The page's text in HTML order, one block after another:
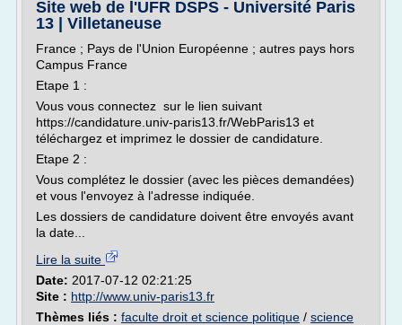
Site web de l'UFR DSPS - Université Paris
13 | Villetaneuse
France ; Pays de l'Union Européenne ; autres pays hors
Campus France
Etape 1 :
Vous vous connectez sur le lien suivant
https://candidature.univ-paris13.fr/WebParis13 et
téléchargez et imprimez le dossier de candidature.
Etape 2 :
Vous complétez le dossier (avec les pièces demandées)
et vous l'envoyez à l'adresse indiquée.
Les dossiers de candidature doivent être envoyés avant
la date...
Lire la suite
Date: 2017-07-12 02:21:25
Site : http://www.univ-paris13.fr
Thèmes liés : faculte droit et science politique / science